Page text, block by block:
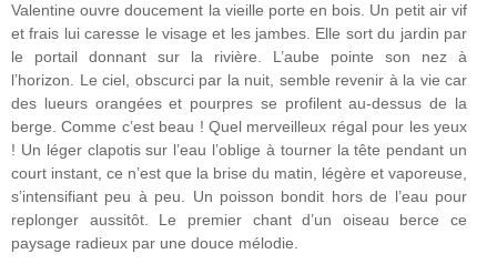
Valentine ouvre doucement la vieille porte en bois. Un petit air vif
et frais lui caresse le visage et les jambes. Elle sort du jardin par
le portail donnant sur la rivière. L’aube pointe son nez à
l’horizon. Le ciel, obscurci par la nuit, semble revenir à la vie car
des lueurs orangées et pourpres se profilent au-dessus de la
berge. Comme c’est beau ! Quel merveilleux régal pour les yeux
! Un léger clapotis sur l’eau l’oblige à tourner la tête pendant un
court instant, ce n’est que la brise du matin, légère et vaporeuse,
s’intensifiant peu à peu. Un poisson bondit hors de l’eau pour
replonger aussitôt. Le premier chant d’un oiseau berce ce
paysage radieux par une douce mélodie.